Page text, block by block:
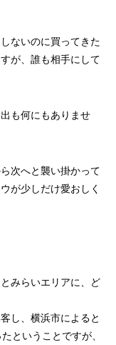
ないのに買ってきた
が、誰も相手にして
も何にもありませ
次へと襲い掛かって
が少しだけ愛おしく
みらいエリアに、ど
し、横浜市によると
ということですが、